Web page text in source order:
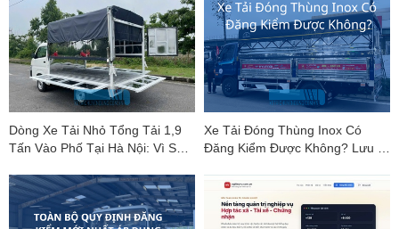
hơi.
Cầu trước VPD75D
Cầu sau MCY11BGS
Giảm chấn Bóng hơi
Tỷ số truyền 4.63
Khung xe 8+4/280
Bầu hơi 3/3/-/-
Dòng Xe Tải Nhỏ Tổng Tải 1,9
Tấn Vào Phố Tại Hà Nội: Vì Sao
Khúc"?
Xe Tải Đóng Thùng Inox Có
Đăng Kiểm Được Không? Lưu Ý